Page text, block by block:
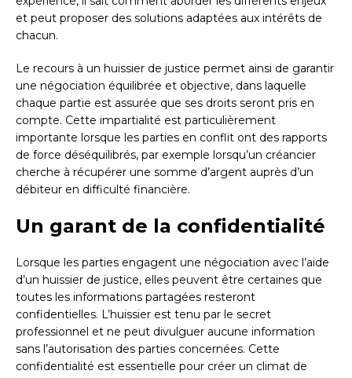
et peut proposer des solutions adaptées aux intérêts de
chacun.
Le recours à un huissier de justice permet ainsi de garantir
une négociation équilibrée et objective, dans laquelle
chaque partie est assurée que ses droits seront pris en
compte. Cette impartialité est particulièrement
importante lorsque les parties en conflit ont des rapports
de force déséquilibrés, par exemple lorsqu’un créancier
cherche à récupérer une somme d’argent auprès d’un
débiteur en difficulté financière.
Un garant de la confidentialité
Lorsque les parties engagent une négociation avec l’aide
d’un huissier de justice, elles peuvent être certaines que
toutes les informations partagées resteront
confidentielles. L’huissier est tenu par le secret
professionnel et ne peut divulguer aucune information
sans l’autorisation des parties concernées. Cette
confidentialité est essentielle pour créer un climat de